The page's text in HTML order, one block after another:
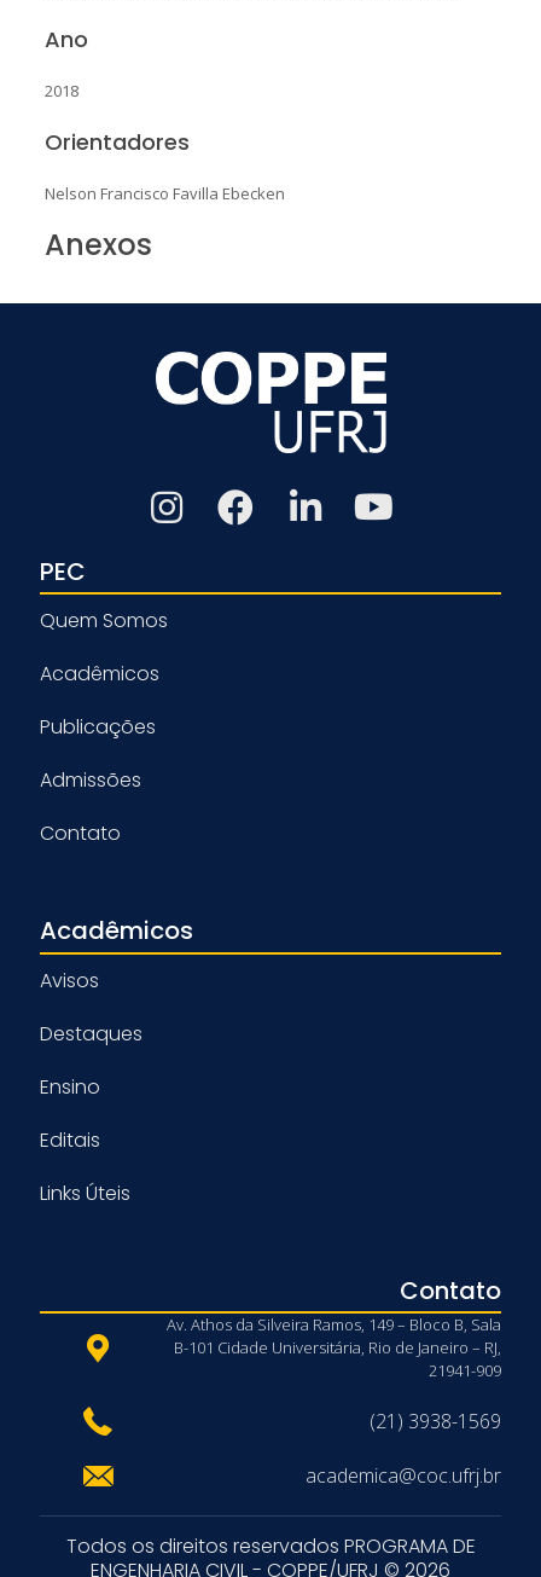
Ano
2018
Orientadores
Nelson Francisco Favilla Ebecken
Anexos
PEC
Quem Somos
Acadêmicos
Publicações
Admissões
Contato
Acadêmicos
Avisos
Destaques
Ensino
Editais
Links Úteis
Contato
Av. Athos da Silveira Ramos, 149 – Bloco B, Sala
B-101 Cidade Universitária, Rio de Janeiro – RJ,
21941-909
(21) 3938-1569
academica@coc.ufrj.br
Todos os direitos reservados PROGRAMA DE
ENGENHARIA CIVIL - COPPE/UFRJ © 2026